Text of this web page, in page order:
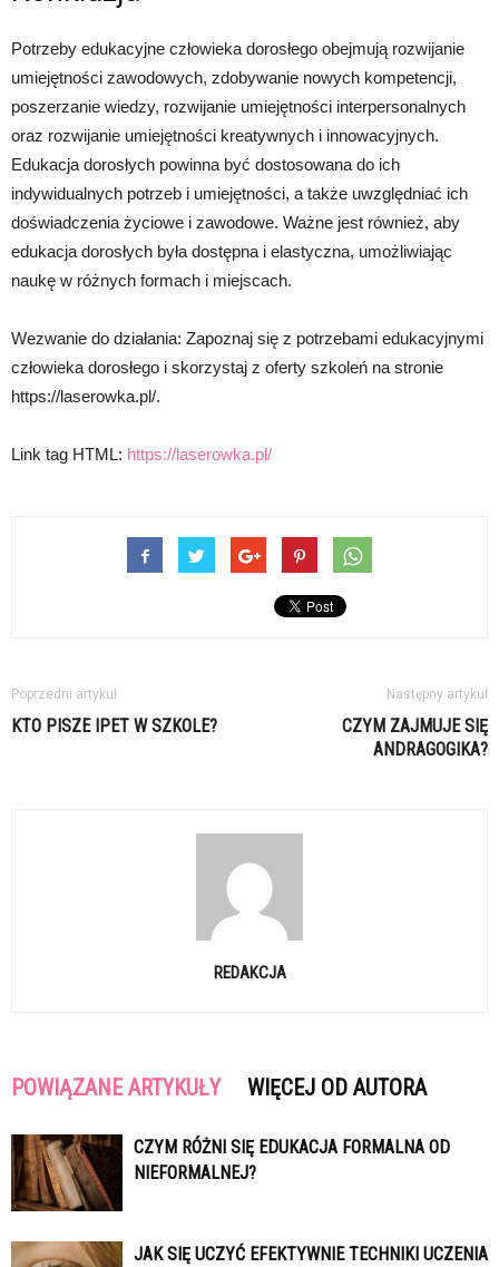
Potrzeby edukacyjne człowieka dorosłego obejmują rozwijanie
umiejętności zawodowych, zdobywanie nowych kompetencji,
poszerzanie wiedzy, rozwijanie umiejętności interpersonalnych
oraz rozwijanie umiejętności kreatywnych i innowacyjnych.
Edukacja dorosłych powinna być dostosowana do ich
indywidualnych potrzeb i umiejętności, a także uwzględniać ich
doświadczenia życiowe i zawodowe. Ważne jest również, aby
edukacja dorosłych była dostępna i elastyczna, umożliwiając
naukę w różnych formach i miejscach.
Wezwanie do działania: Zapoznaj się z potrzebami edukacyjnymi
człowieka dorosłego i skorzystaj z oferty szkoleń na stronie
https://laserowka.pl/.
Link tag HTML: https://laserowka.pl/
Poprzedni artykuł
KTO PISZE IPET W SZKOLE?
Następny artykuł
CZYM ZAJMUJE SIĘ
ANDRAGOGIKA?
REDAKCJA
POWIĄZANE ARTYKUŁY WIĘCEJ OD AUTORA
CZYM RÓŻNI SIĘ EDUKACJA FORMALNA OD
NIEFORMALNEJ?
JAK SIĘ UCZYĆ EFEKTYWNIE TECHNIKI UCZENIA